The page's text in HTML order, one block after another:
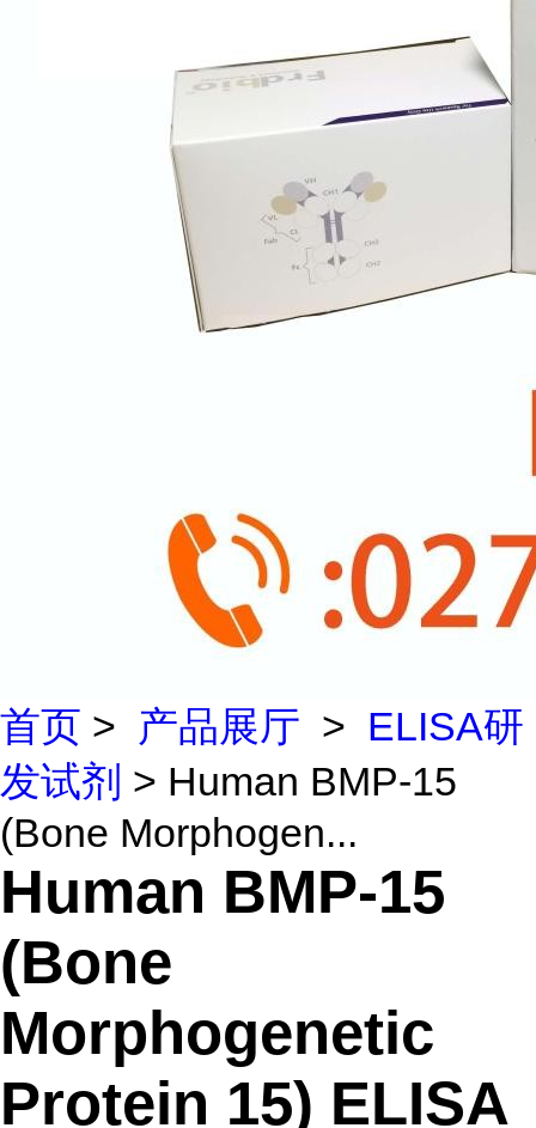
首页 > 产品展厅 > ELISA研
发试剂 > Human BMP-15
(Bone Morphogen...
Human BMP-15
(Bone
Morphogenetic
Protein 15) ELISA